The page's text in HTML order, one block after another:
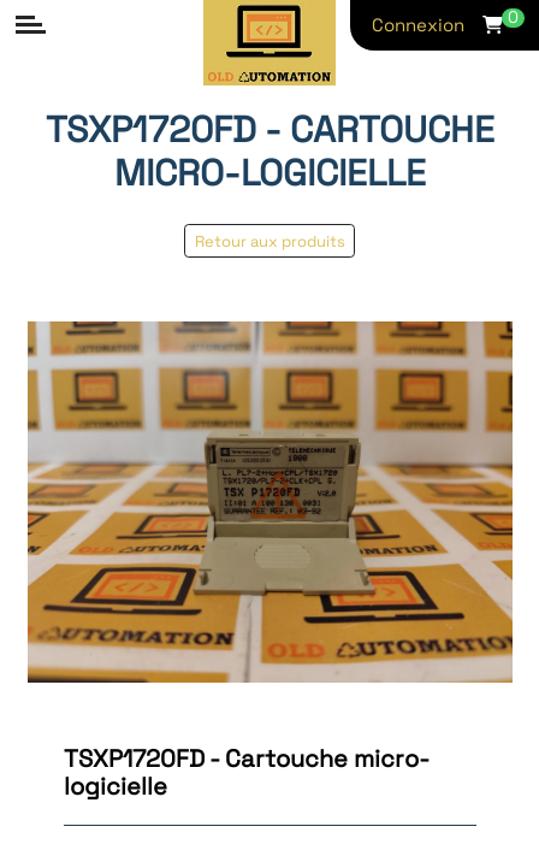
Connexion 0
TSXP1720FD - CARTOUCHE
MICRO-LOGICIELLE
Retour aux produits
TSXP1720FD - Cartouche micro-
logicielle